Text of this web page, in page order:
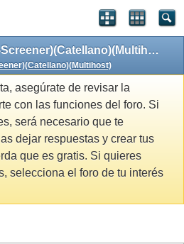
Nebraska 2013 (DvD-Screener)(Catellano)(Multihost)
asegúrate de revisar la
con las funciones del foro. Si
será necesario que te
dejar respuestas y crear tus
que es gratis. Si quieres
selecciona el foro de tu interés